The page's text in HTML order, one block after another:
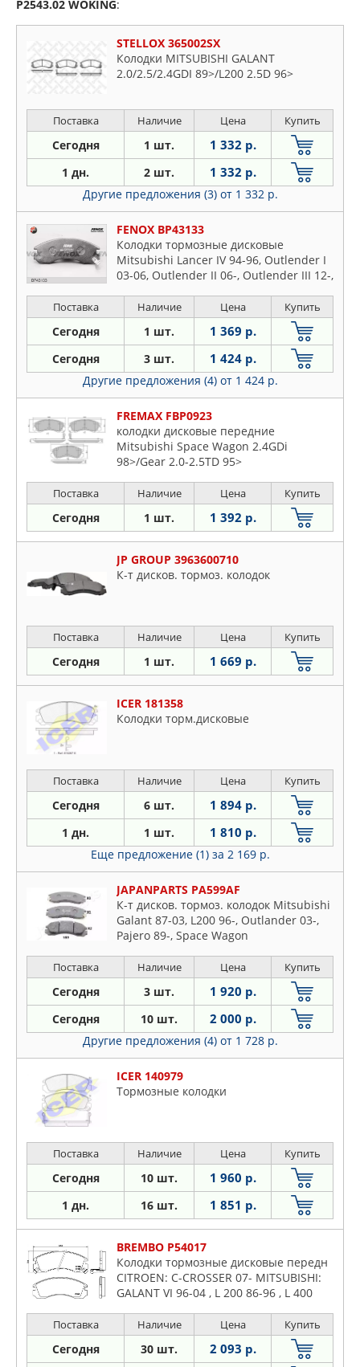
P2543.02 WOKING:
STELLOX 365002SX
Колодки MITSUBISHI GALANT
2.0/2.5/2.4GDI 89>/L200 2.5D 96>
Поставка Наличие Цена Купить
Сегодня 1 шт. 1 332 р.
1 дн. 2 шт. 1 332 р.
Другие предложения (3) от 1 332 р.
FENOX BP43133
Колодки тормозные дисковые
Mitsubishi Lancer IV 94-96, Outlender I
03-06, Outlender II 06-, Outlender III 12-,
Wagon 00-04 передние
Поставка Наличие Цена Купить
Сегодня 1 шт. 1 369 р.
Сегодня 3 шт. 1 424 р.
Другие предложения (4) от 1 424 р.
FREMAX FBP0923
колодки дисковые передние
Mitsubishi Space Wagon 2.4GDi
98>/Gear 2.0-2.5TD 95>
Поставка Наличие Цена Купить
Сегодня 1 шт. 1 392 р.
JP GROUP 3963600710
К-т дисков. тормоз. колодок
Поставка Наличие Цена Купить
Сегодня 1 шт. 1 669 р.
ICER 181358
Колодки торм.дисковые
Поставка Наличие Цена Купить
Сегодня 6 шт. 1 894 р.
1 дн. 1 шт. 1 810 р.
Еще предложение (1) за 2 169 р.
JAPANPARTS PA599AF
К-т дисков. тормоз. колодок Mitsubishi
Galant 87-03, L200 96-, Outlander 03-,
Pajero 89-, Space Wagon
Перед F
Поставка Наличие Цена Купить
Сегодня 3 шт. 1 920 р.
Сегодня 10 шт. 2 000 р.
Другие предложения (4) от 1 728 р.
ICER 140979
Тормозные колодки
Поставка Наличие Цена Купить
Сегодня 10 шт. 1 960 р.
1 дн. 16 шт. 1 851 р.
BREMBO P54017
Колодки тормозные дисковые передн
CITROEN: C-CROSSER 07- MITSUBISHI:
GALANT VI 96-04 , L 200 86-96 , L 400
OUTLANDER 03-, PAJERO CLASS
Поставка Наличие Цена Купить
Сегодня 30 шт. 2 093 р.